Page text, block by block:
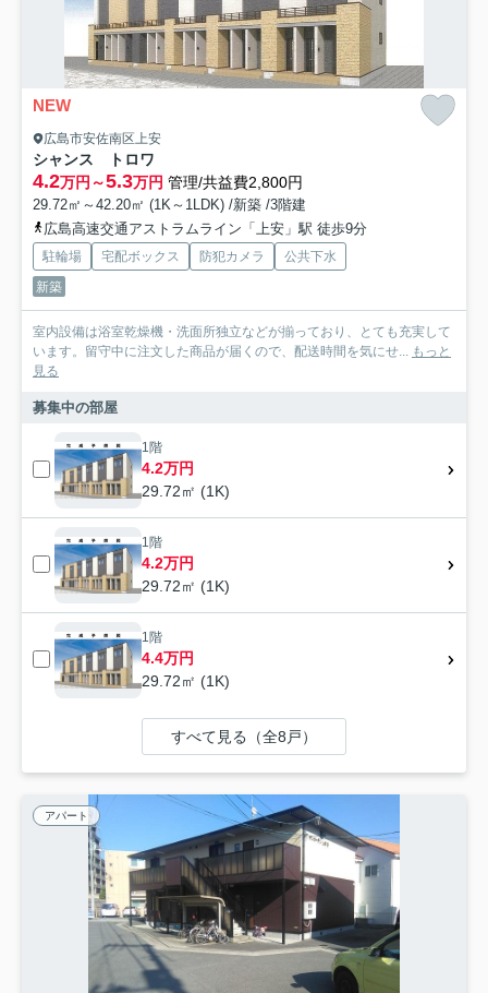
NEW
広島市安佐南区上安
シャンス トロワ
4.2万円～5.3万円 管理/共益費2,800円
29.72㎡～42.20㎡ (1K～1LDK) /新築 /3階建
広島高速交通アストラムライン「上安」駅 徒歩9分
駐輪場 宅配ボックス 防犯カメラ
公共下水
新築
室内設備は浴室乾燥機・洗面所独立などが揃っており、とても充実して
います。留守中に注文した商品が届くので、配送時間を気にせ... もっと
見る
募集中の部屋
1階
4.2万円
29.72㎡ (1K)
1階
4.2万円
29.72㎡ (1K)
1階
4.4万円
29.72㎡ (1K)
すべて見る（全8戸）
アパート